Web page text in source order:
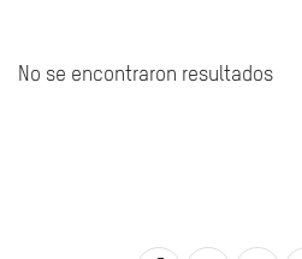
No se encontraron resultados